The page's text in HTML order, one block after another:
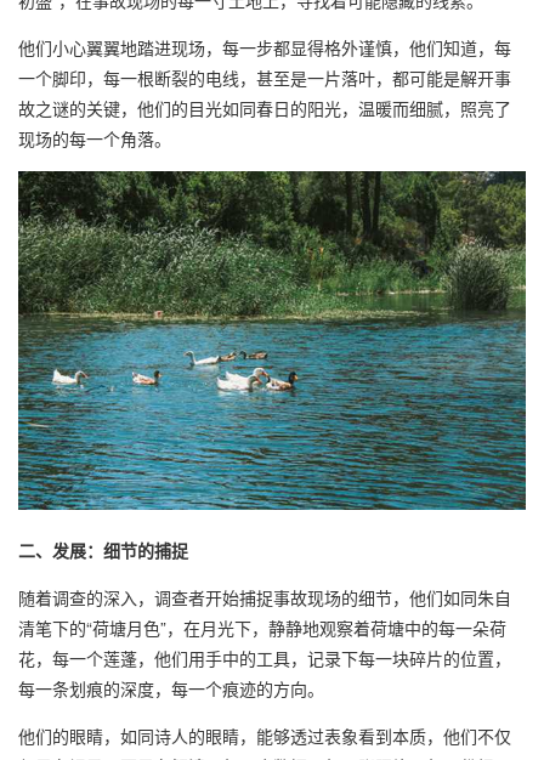
他们小心翼翼地踏进现场，每一步都显得格外谨慎，他们知道，每
一个脚印，每一根断裂的电线，甚至是一片落叶，都可能是解开事
故之谜的关键，他们的目光如同春日的阳光，温暖而细腻，照亮了
现场的每一个角落。
二、发展：细节的捕捉
随着调查的深入，调查者开始捕捉事故现场的细节，他们如同朱自
清笔下的“荷塘月色”，在月光下，静静地观察着荷塘中的每一朵荷
花，每一个莲蓬，他们用手中的工具，记录下每一块碎片的位置，
每一条划痕的深度，每一个痕迹的方向。
他们的眼睛，如同诗人的眼睛，能够透过表象看到本质，他们不仅